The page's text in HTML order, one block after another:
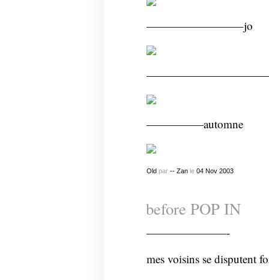
————————–jo
—————automne
Oldpar -- Zanle 04 Nov 2003
before POP IN
———————-
mes voisins se disputent